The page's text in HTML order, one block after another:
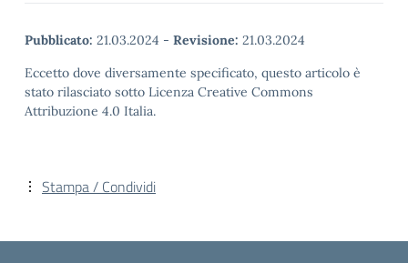
Pubblicato: 21.03.2024 - Revisione: 21.03.2024
Eccetto dove diversamente specificato, questo articolo è
stato rilasciato sotto Licenza Creative Commons
Attribuzione 4.0 Italia.
Stampa / Condividi